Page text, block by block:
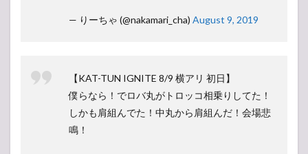
— りーちゃ (@nakamari_cha) August 9, 2019
【KAT-TUN IGNITE 8/9 横アリ 初日】
僕らなら！でロバ丸がトロッコ相乗りしてた！
しかも肩組んでた！中丸から肩組んだ！会場悲
鳴！